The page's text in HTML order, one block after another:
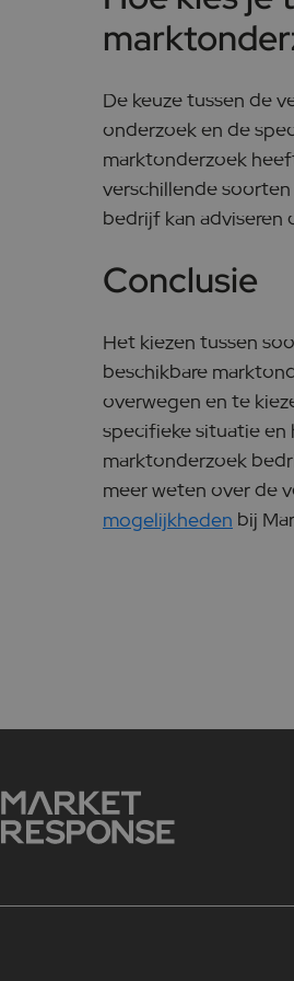
De keuze tussen de
onderzoek en de
marktonderzoek
verschillende
bedrijf kan adviseren
Conclusie
Het kiezen tussen
beschikbare
overwegen en te
specifieke situatie en
marktonderzoek
meer weten over de
mogelijkheden bij